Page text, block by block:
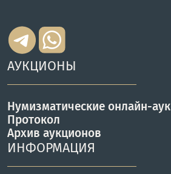
АУКЦИОНЫ
Нумизматические онлайн-
Протокол
Архив аукционов
ИНФОРМАЦИЯ